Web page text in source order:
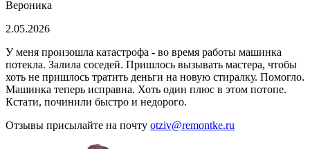
Вероника
2.05.2026
У меня произошла катастрофа - во время работы машинка
потекла. Залила соседей. Пришлось вызывать мастера, чтобы
хоть не пришлось тратить деньги на новую стиралку. Помогло.
Машинка теперь исправна. Хоть один плюс в этом потопе.
Кстати, починили быстро и недорого.
Отзывы присылайте на почту otziv@remontke.ru